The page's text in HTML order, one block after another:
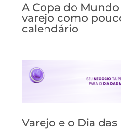
A Copa do
varejo como
calendário
Varejo e o Dia das